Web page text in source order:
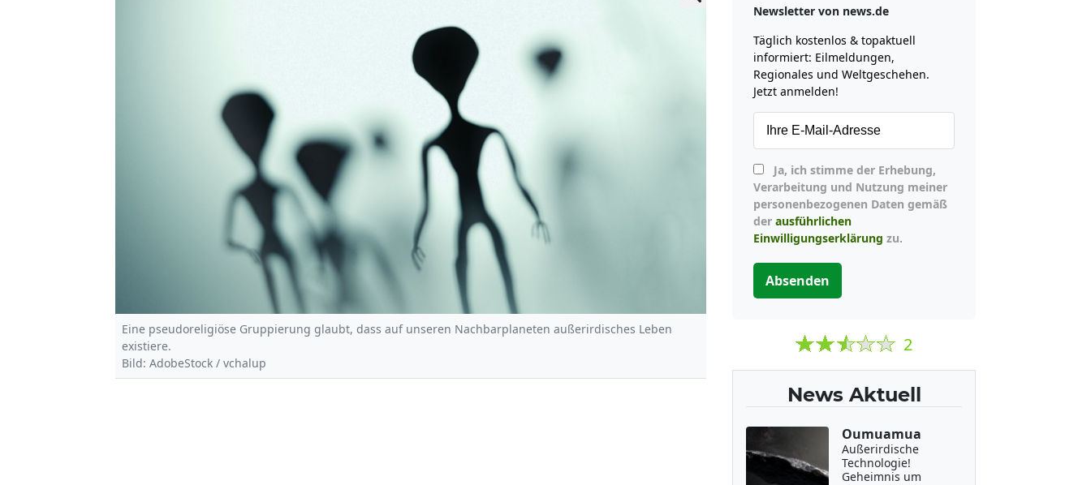
Eine pseudoreligiöse Gruppierung glaubt, dass auf unseren Nachbarplaneten außerirdisches Leben
existiere.
Bild: AdobeStock / vchalup
Newsletter von news.de
Täglich kostenlos & topaktuell
informiert: Eilmeldungen,
Regionales und Weltgeschehen.
Jetzt anmelden!
Verarbeitung und Nutzung meiner
personenbezogenen Daten gemäß
der ausführlichen
Einwilligungserklärung zu.
Absenden
2
News Aktuell
Oumuamua
Außerirdische
Technologie!
Geheimnis um